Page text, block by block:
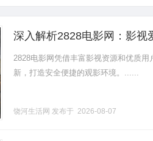
深入解析2828电影网：影视
2828电影网凭借丰富影视资源和优质
新，打造安全便捷的观影环境。......
饶河生活网 发布于 2026-08-07